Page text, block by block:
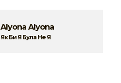
Alyona Alyona
Як Би Я Була Не Я